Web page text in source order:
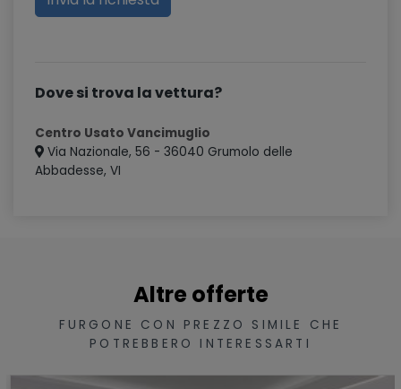
Dove si trova la vettura?
Centro Usato Vancimuglio
Via Nazionale, 56 - 36040 Grumolo delle
Abbadesse, VI
Altre offerte
FURGONE CON PREZZO SIMILE CHE
POTREBBERO INTERESSARTI